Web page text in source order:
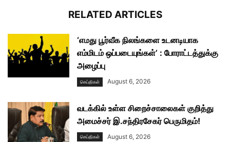
RELATED ARTICLES
‘எமது பூர்வீக நிலங்களை உடனடியாக
எம்மிடம் ஒப்படையுங்கள்’ : போராட்டத்துக்கு
அழைப்பு
செய்திகள் August 6, 2026
வடக்கில் உள்ள சிறைச்சாலைகள் குறித்து
அமைச்சர் இ.சந்திரசேகர் பெருமிதம்!
செய்திகள் August 6, 2026